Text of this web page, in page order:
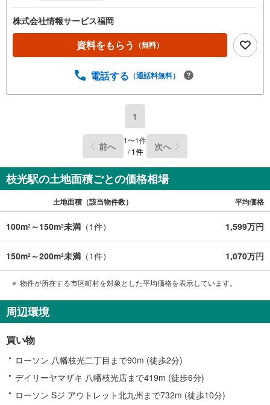
株式会社情報サービス福岡
資料をもらう （無料）
電話する （通話料無料）
1
前へ 1〜1件
/1件 次へ
枝光駅の土地面積ごとの価格相場
土地面積（該当物件数） 平均価格
100m2 ～150m2未満 （1件） 1,599万円
150m2 ～200m2未満 （1件） 1,070万円
物件が所在する市区町村を対象とした平均価格を表示しています。
周辺環境
買い物
ローソン 八幡枝光二丁目まで90m (徒歩2分)
デイリーヤマザキ 八幡枝光店まで419m (徒歩6分)
ローソン Sジ アウトレット北九州まで732m (徒歩10分)